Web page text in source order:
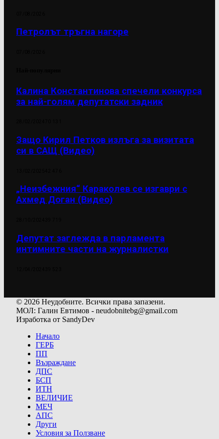
Петролът тръгна нагоре
Калина Константинова спечели конкурса
за най-голям депутатски задник
Защо Кирил Петков излъга за визитата
си в САЩ (Видео)
„Неизбежния“ Караколев се изгаври с
Ахмед Доган (Видео)
Депутат заглежда в парламента
интимните части на журналистки
© 2026 Неудобните. Всички права запазени.
МОЛ: Галин Евтимов - neudobnitebg@gmail.com
Изработка от SandyDev
Начало
ГЕРБ
ПП
Възраждане
ДПС
БСП
ИТН
ВЕЛИЧИЕ
МЕЧ
АПС
Други
Условия за Ползване